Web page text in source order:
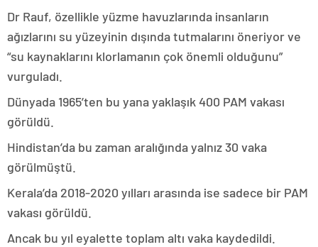
Dr Rauf, özellikle yüzme havuzlarında insanların
ağızlarını su yüzeyinin dışında tutmalarını öneriyor ve
“su kaynaklarını klorlamanın çok önemli olduğunu”
vurguladı.
Dünyada 1965’ten bu yana yaklaşık 400 PAM vakası
görüldü.
Hindistan’da bu zaman aralığında yalnız 30 vaka
görülmüştü.
Kerala’da 2018-2020 yılları arasında ise sadece bir PAM
vakası görüldü.
Ancak bu yıl eyalette toplam altı vaka kaydedildi.